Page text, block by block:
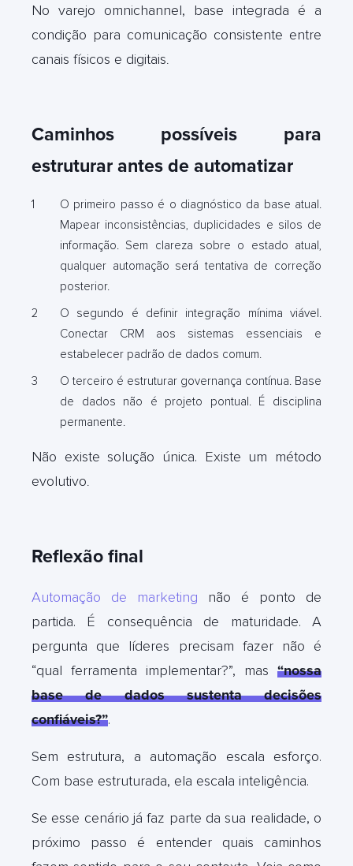
No varejo omnichannel, base integrada é a
condição para comunicação consistente entre
canais físicos e digitais.
Caminhos possíveis para
estruturar antes de automatizar
O primeiro passo é o diagnóstico da base atual.
Mapear inconsistências, duplicidades e silos de
informação. Sem clareza sobre o estado atual,
qualquer automação será tentativa de correção
posterior.
O segundo é definir integração mínima viável.
Conectar CRM aos sistemas essenciais e
estabelecer padrão de dados comum.
O terceiro é estruturar governança contínua. Base
de dados não é projeto pontual. É disciplina
permanente.
Não existe solução única. Existe um método
evolutivo.
Reflexão final
Automação de marketing não é ponto de
partida. É consequência de maturidade. A
pergunta que líderes precisam fazer não é
“qual ferramenta implementar?”, mas “nossa
base de dados sustenta decisões
confiáveis?”.
Sem estrutura, a automação escala esforço.
Com base estruturada, ela escala inteligência.
Se esse cenário já faz parte da sua realidade, o
próximo passo é entender quais caminhos